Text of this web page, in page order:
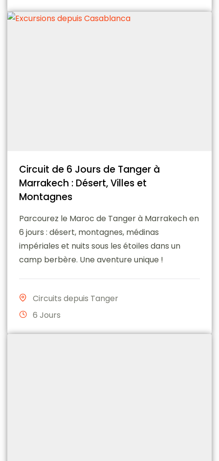
Circuit de 6 Jours de Tanger à
Marrakech : Désert, Villes et
Montagnes
Parcourez le Maroc de Tanger à Marrakech en
6 jours : désert, montagnes, médinas
impériales et nuits sous les étoiles dans un
camp berbère. Une aventure unique !
Circuits depuis Tanger
6 Jours